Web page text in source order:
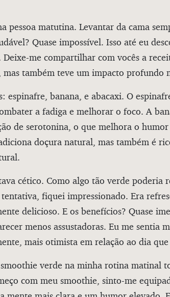
pessoa matutina. Levantar da cama
Quase impossível. Isso até eu
me compartilhar com vocês a
mas também teve um impacto profundo
espinafre, banana, e abacaxi. O
a fadiga e melhorar o foco. A
de serotonina, o que melhora o
doçura natural, mas também é
cético. Como algo tão verde poderia
fiquei impressionado. Era
delicioso. E os benefícios? Quase
menos assustadoras. Eu me sentia
mais otimista em relação ao dia
verde na minha rotina matinal
com meu smoothie, sinto-me